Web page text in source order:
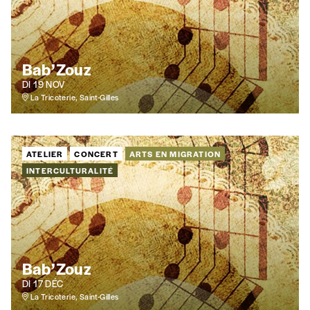
Édition papier (livraison en Belgique
uniquement)
Quantité
AJOUTER
Édition numérique
AJOUTER
Bab’Zouz
DI 19 NOV
La Tricoterie, Saint-Gilles
ATELIER CONCERT
ARTS EN MIGRATION
INTERCULTURALITÉ
Bab’Zouz
DI 17 DÉC
La Tricoterie, Saint-Gilles